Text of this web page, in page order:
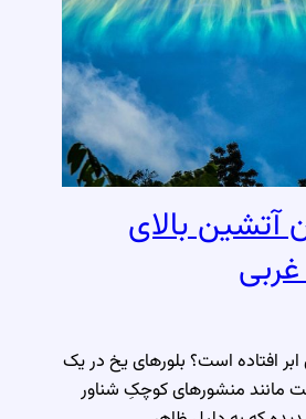
آتشین بالای
ابر افتاده است؟ بلورهای یخ در یک
مانند منشورهای کوچکِ شناور